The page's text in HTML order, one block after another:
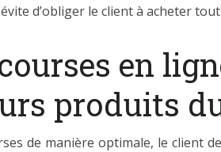
d’obliger le client à acheter
en
produits
de manière optimale, le client